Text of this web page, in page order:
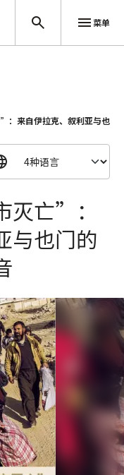
菜单
：来自伊拉克、叙利亚与也门
灭亡”：
与也门的